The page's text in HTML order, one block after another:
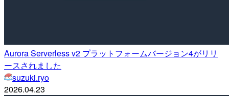
Aurora Serverless v2 プラットフォームバージョン4がリリ
ースされました
suzuki.ryo
2026.04.23